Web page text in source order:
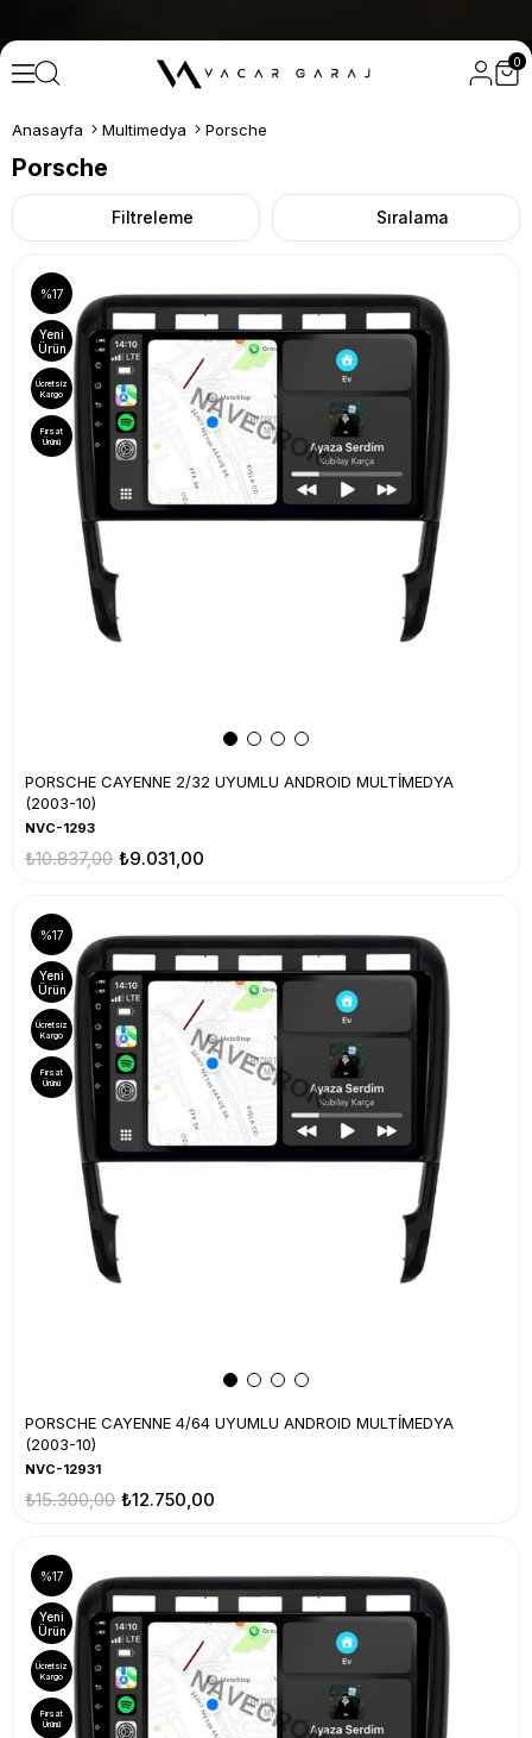
0
Anasayfa Multimedya Porsche
Porsche
Filtreleme Sıralama
PORSCHE CAYENNE 2/32 UYUMLU ANDROID MULTİMEDYA
(2003-10)
NVC-1293
₺9.031,00
₺10.837,00
%17
Yeni
Ürün
Ücretsiz
Kargo
Fırsat
Ürünü
PORSCHE CAYENNE 4/64 UYUMLU ANDROID MULTİMEDYA
(2003-10)
NVC-12931
₺12.750,00
₺15.300,00
%17
Yeni
Ürün
Ücretsiz
Kargo
Fırsat
Ürünü
%17
Yeni
Ürün
Ücretsiz
Kargo
Fırsat
Ürünü